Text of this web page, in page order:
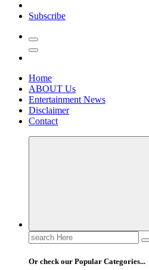
Subscribe
Home
ABOUT Us
Entertainment News
Disclaimer
Contact
Search
for:
Or check our Popular Categories...